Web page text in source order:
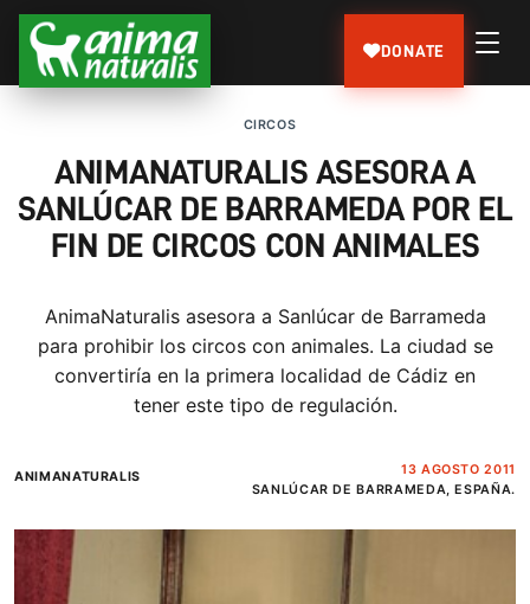
DONATE
CIRCOS
ANIMANATURALIS ASESORA A
SANLÚCAR DE BARRAMEDA POR EL
FIN DE CIRCOS CON ANIMALES
AnimaNaturalis asesora a Sanlúcar de Barrameda
para prohibir los circos con animales. La ciudad se
convertiría en la primera localidad de Cádiz en
tener este tipo de regulación.
ANIMANATURALIS
13 AGOSTO 2011
SANLÚCAR DE BARRAMEDA, ESPAÑA.